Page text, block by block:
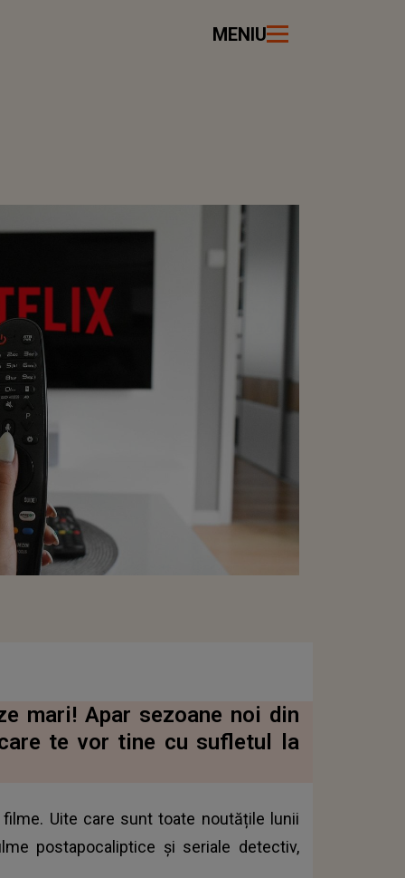
MENIU
mari! Apar sezoane noi din
te vor tine cu sufletul la
Uite care sunt toate noutățile lunii
postapocaliptice și seriale detectiv,